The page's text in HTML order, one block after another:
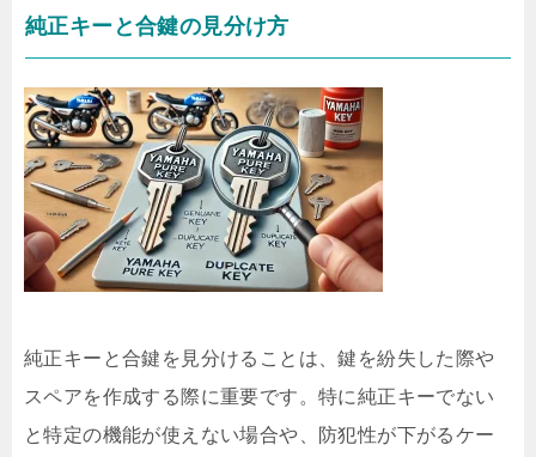
純正キーと合鍵の見分け方
純正キーと合鍵を見分けることは、鍵を紛失した際や
スペアを作成する際に重要です。特に純正キーでない
と特定の機能が使えない場合や、防犯性が下がるケー